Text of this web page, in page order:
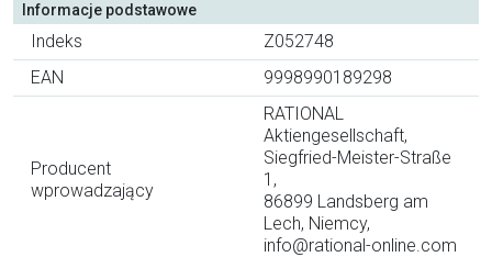
Informacje podstawowe
Indeks
Z052748
EAN
9998990189298
Producent
wprowadzający
RATIONAL
Aktiengesellschaft,
Siegfried-Meister-Straße
1,
86899 Landsberg am
Lech, Niemcy,
info@rational-online.com